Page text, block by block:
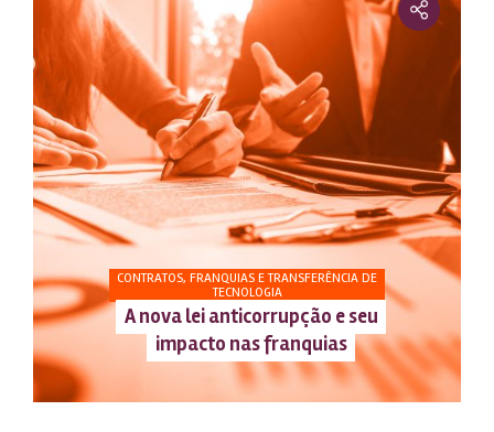
CONTRATOS, FRANQUIAS E TRANSFERÊNCIA DE
TECNOLOGIA
A nova lei anticorrupção e seu
impacto nas franquias